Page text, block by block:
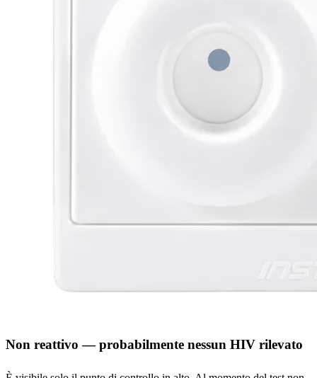
Non reattivo — probabilmente nessun HIV rilevato